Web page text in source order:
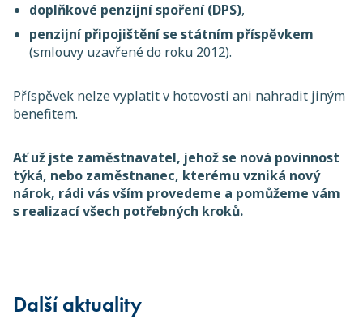
doplňkové penzijní spoření (DPS),
penzijní připojištění se státním příspěvkem
(smlouvy uzavřené do roku 2012).
Příspěvek nelze vyplatit v hotovosti ani nahradit jiným
benefitem.
Ať už jste zaměstnavatel, jehož se nová povinnost
týká, nebo zaměstnanec, kterému vzniká nový
nárok, rádi vás vším provedeme a pomůžeme vám
s realizací všech potřebných kroků.
Další aktuality